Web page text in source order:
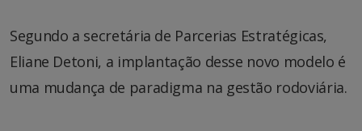
Segundo a secretária de Parcerias Estratégicas,
Eliane Detoni, a implantação desse novo modelo é
uma mudança de paradigma na gestão rodoviária.